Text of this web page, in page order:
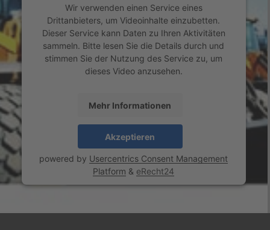
Wir verwenden einen Service eines
Drittanbieters, um Videoinhalte einzubetten.
Dieser Service kann Daten zu Ihren Aktivitäten
sammeln. Bitte lesen Sie die Details durch und
stimmen Sie der Nutzung des Service zu, um
dieses Video anzusehen.
Mehr Informationen
Akzeptieren
powered by Usercentrics Consent Management
Platform & eRecht24